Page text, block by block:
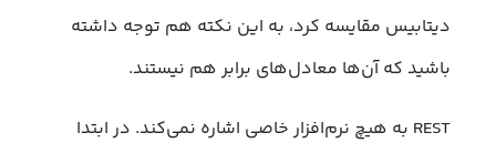
دیتابیس مقایسه کرد، به این نکته هم توجه داشته
باشید که آن‌ها معادل‌های برابر هم نیستند.
REST به هیچ نرم‌افزار خاصی اشاره نمی‌کند. در ابتدا